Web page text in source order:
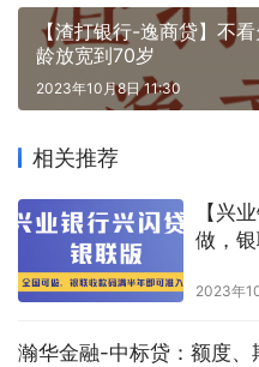
【渣打银行-逸商贷】不
龄放宽到70岁
2023年10月8日 11:30
相关推荐
【兴
做，
2023年
瀚华金融-中标贷：额度